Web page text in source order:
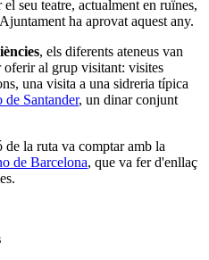
seu teatre, actualment en ruïnes,
ha aprovat aquest any.
, els diferents ateneus van
oferir al grup visitant: visites
una visita a una sidreria típica
de Santander, un dinar conjunt
la ruta va comptar amb la
de Barcelona, que va fer d'enllaç